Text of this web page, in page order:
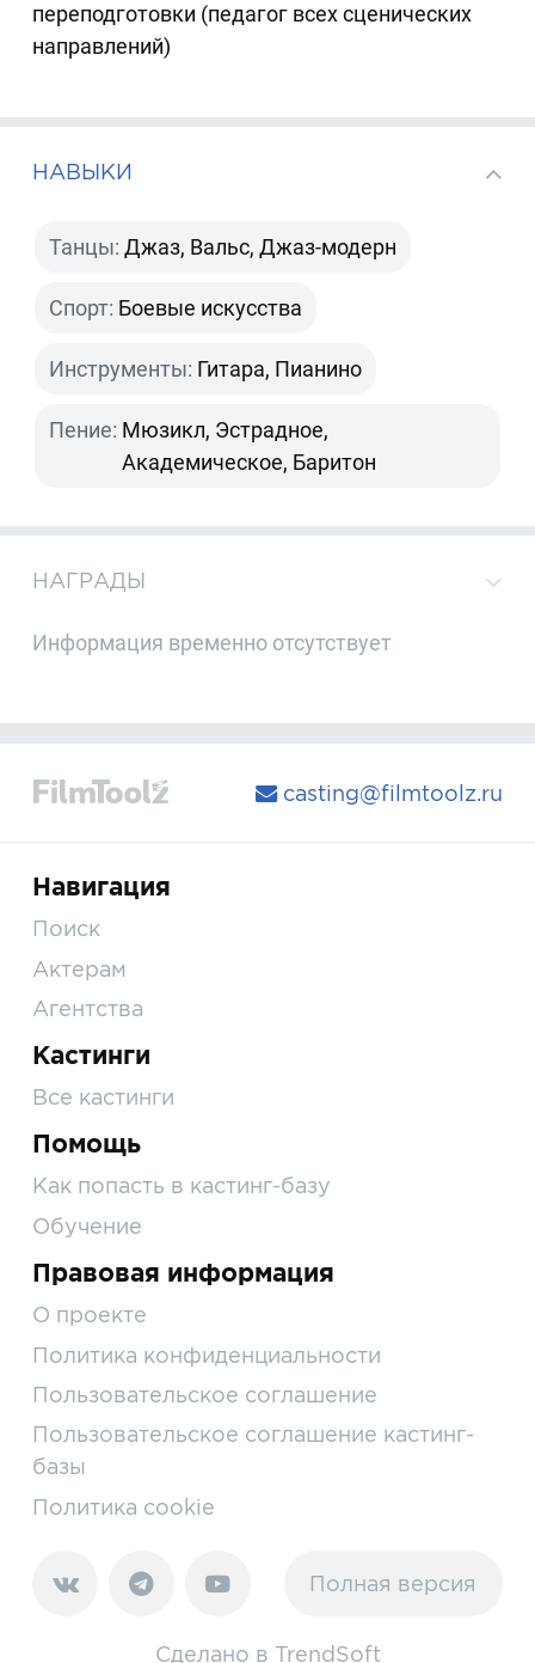
переподготовки (педагог всех сценических
направлений)
НАВЫКИ
Танцы: Джаз, Вальс, Джаз-модерн
Спорт: Боевые искусства
Инструменты: Гитара, Пианино
Пение: Мюзикл, Эстрадное,
Академическое, Баритон
НАГРАДЫ
Информация временно отсутствует
casting@filmtoolz.ru
Навигация
Поиск
Актерам
Агентства
Кастинги
Все кастинги
Помощь
Как попасть в кастинг-базу
Обучение
Правовая информация
О проекте
Политика конфиденциальности
Пользовательское соглашение
Пользовательское соглашение кастинг-
базы
Политика cookie
Полная версия
Сделано в TrendSoft